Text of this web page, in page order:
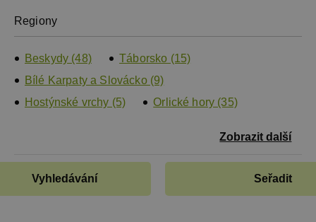
Regiony
Beskydy (48)
Táborsko (15)
Bílé Karpaty a Slovácko (9)
Hostýnské vrchy (5)
Orlické hory (35)
Zobrazit další
Vyhledávání Seřadit